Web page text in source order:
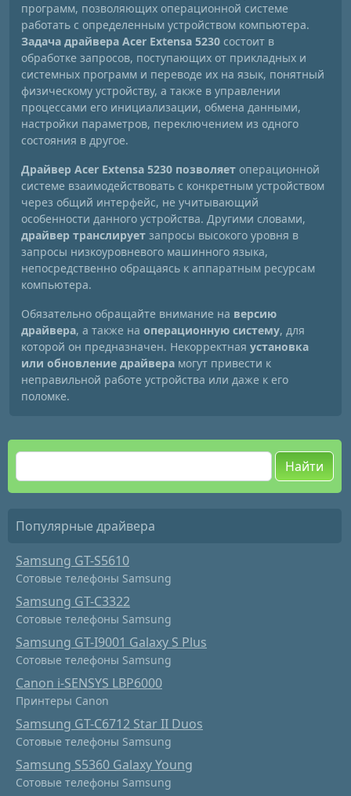
программ, позволяющих операционной системе
работать с определенным устройством компьютера.
Задача драйвера Acer Extensa 5230 состоит в
обработке запросов, поступающих от прикладных и
системных программ и переводе их на язык, понятный
физическому устройству, а также в управлении
процессами его инициализации, обмена данными,
настройки параметров, переключением из одного
состояния в другое.
Драйвер Acer Extensa 5230 позволяет операционной
системе взаимодействовать с конкретным устройством
через общий интерфейс, не учитывающий
особенности данного устройства. Другими словами,
драйвер транслирует запросы высокого уровня в
запросы низкоуровневого машинного языка,
непосредственно обращаясь к аппаратным ресурсам
компьютера.
Обязательно обращайте внимание на версию
драйвера, а также на операционную систему, для
которой он предназначен. Некорректная установка
или обновление драйвера могут привести к
неправильной работе устройства или даже к его
поломке.
Найти
Популярные драйвера
Samsung GT-S5610
Сотовые телефоны Samsung
Samsung GT-C3322
Сотовые телефоны Samsung
Samsung GT-I9001 Galaxy S Plus
Сотовые телефоны Samsung
Canon i-SENSYS LBP6000
Принтеры Canon
Samsung GT-C6712 Star II Duos
Сотовые телефоны Samsung
Samsung S5360 Galaxy Young
Сотовые телефоны Samsung